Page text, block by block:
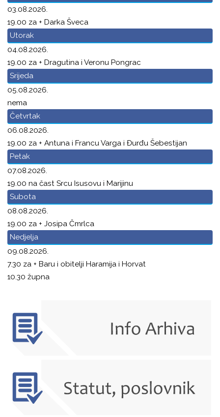
03.08.2026.
19.00 za + Darka Šveca
Utorak
04.08.2026.
19.00 za + Dragutina i Veronu Pongrac
Srijeda
05.08.2026.
nema
Četvrtak
06.08.2026.
19.00 za + Antuna i Francu Varga i Đurđu Šebestijan
Petak
07.08.2026.
19.00 na čast Srcu Isusovu i Marijinu
Subota
08.08.2026.
19.00 za + Josipa Čmrlca
Nedjelja
09.08.2026.
7.30 za + Baru i obitelji Haramija i Horvat
10.30 župna